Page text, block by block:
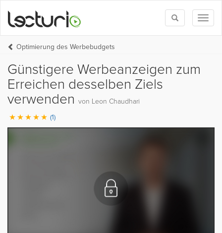
Toggle
search
Optimierung des Werbebudgets
Günstigere Werbeanzeigen zum
Erreichen desselben Ziels
verwenden von Leon Chaudhari
(1)